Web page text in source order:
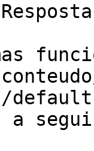
a